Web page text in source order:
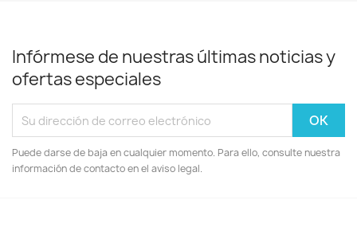
Infórmese de nuestras últimas noticias y
ofertas especiales
Puede darse de baja en cualquier momento. Para ello, consulte nuestra
información de contacto en el aviso legal.